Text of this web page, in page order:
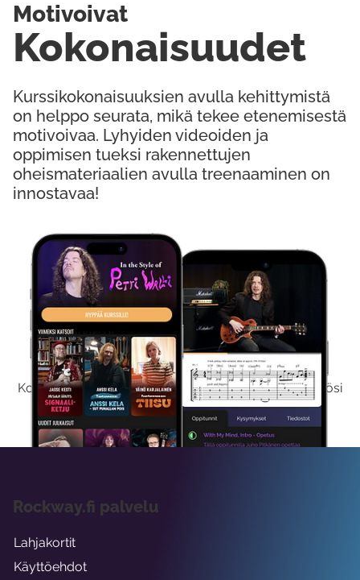
Kokeile Ilmaiseksi
Kokeilemalla ilmaiseksi saat koko sisältömme käyttöösi
viikon ajaksi.
Kurssikokonaisuuksien avulla kehittymistä
on helppo seurata, mikä tekee etenemisestä
motivoivaa. Lyhyiden videoiden ja
oppimisen tueksi rakennettujen
oheismateriaalien avulla treenaaminen on
innostavaa!
Kokonaisuudet
Motivoivat
Rockway.fi palvelu
Lahjakortit
Käyttöehdot